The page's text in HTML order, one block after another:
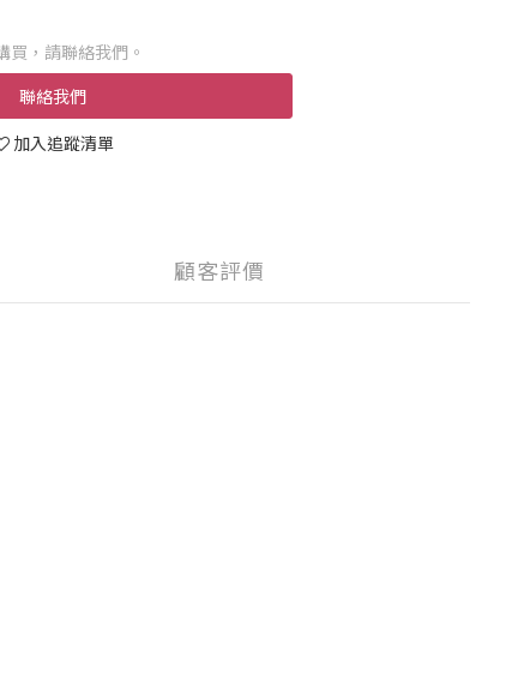
買，請聯絡我們。
聯絡我們
加入追蹤清單
顧客評價